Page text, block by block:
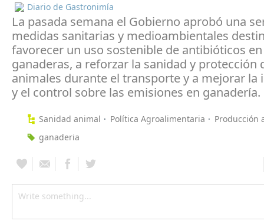
Diario de Gastronimía
La pasada semana el Gobierno aprobó una
medidas sanitarias y medioambientales
favorecer un uso sostenible de antibióticos
ganaderas, a reforzar la sanidad y protección
animales durante el transporte y a mejorar la
y el control sobre las emisiones en ganadería.
Sanidad animal Política Agroalimentaria
Producción
ganaderia